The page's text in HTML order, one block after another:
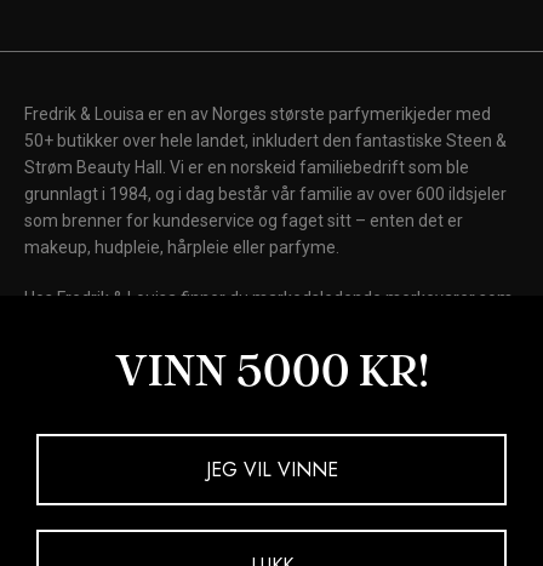
Fredrik & Louisa er en av Norges største parfymerikjeder med
50+ butikker over hele landet, inkludert den fantastiske Steen &
Strøm Beauty Hall. Vi er en norskeid familiebedrift som ble
grunnlagt i 1984, og i dag består vår familie av over 600 ildsjeler
som brenner for kundeservice og faget sitt – enten det er
makeup, hudpleie, hårpleie eller parfyme.
Hos Fredrik & Louisa finner du markedsledende merkevarer som
Lancôme og Elizabeth Arden, samt internasjonale kultmerker
som Fenty Beauty, MAC Cosmetics, Kiehl's, NARS, Drunk
VINN 5000 KR!
JEG VIL VINNE